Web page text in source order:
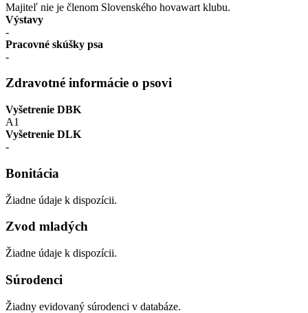
Majiteľ nie je členom Slovenského hovawart klubu.
Výstavy
-
Pracovné skúšky psa
-
Zdravotné informácie o psovi
Vyšetrenie DBK
A1
Vyšetrenie DLK
-
Bonitácia
Žiadne údaje k dispozícii.
Zvod mladých
Žiadne údaje k dispozícii.
Súrodenci
Žiadny evidovaný súrodenci v databáze.